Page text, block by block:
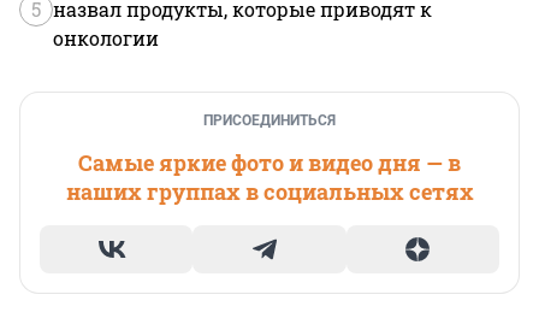
5 назвал продукты, которые приводят к
онкологии
ПРИСОЕДИНИТЬСЯ
Самые яркие фото и видео дня — в
наших группах в социальных сетях